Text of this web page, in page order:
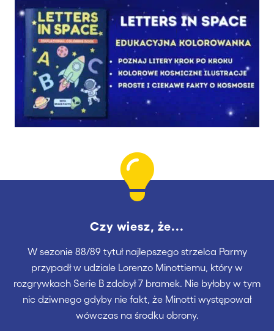
Czy wiesz, że...
W sezonie 88/89 tytuł najlepszego strzelca Parmy
przypadł w udziale Lorenzo Minottiemu, który w
rozgrywkach Serie B zdobył 7 bramek. Nie byłoby w tym
nic dziwnego gdyby nie fakt, że Minotti występował
wówczas na środku obrony.